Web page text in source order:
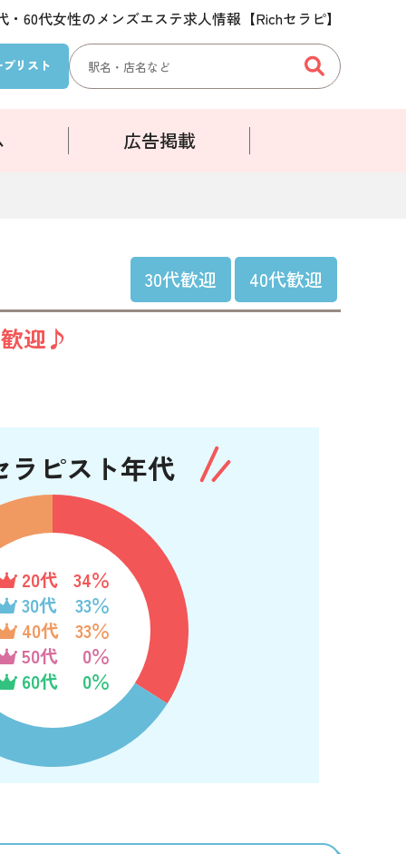
・60代女性のメンズエステ求人情報【Richセラピ】
プリスト
検
索:
広告掲載
30代歓迎 40代歓迎
迎♪
ラピスト年代
20代
34％
30代
33％
40代
33％
50代
0％
60代
0％